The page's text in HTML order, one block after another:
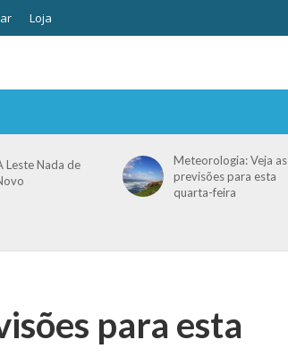
Loja
Leste Nada de
Meteorologia: Veja as
previsões para esta
quarta-feira
para esta